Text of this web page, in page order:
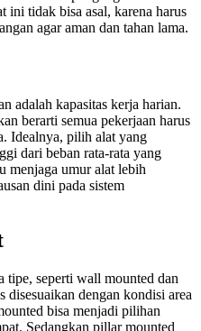
ini tidak bisa asal, karena harus
agar aman dan tahan lama.
adalah kapasitas kerja harian.
berarti semua pekerjaan harus
Idealnya, pilih alat yang
dari beban rata-rata yang
menjaga umur alat lebih
dini pada sistem
tipe, seperti wall mounted dan
dengan kondisi area
bisa menjadi pilihan
Sedangkan pillar mounted